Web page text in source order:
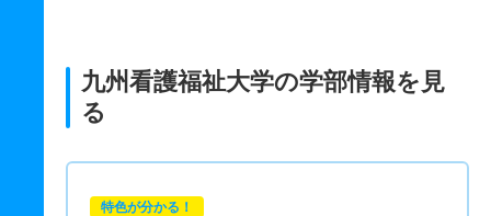
九州看護福祉大学の学部情報を見
る
特色が分かる！